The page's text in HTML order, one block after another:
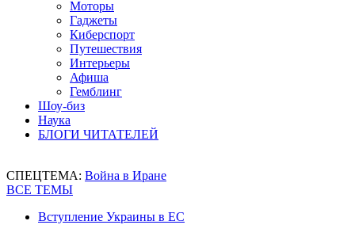
Моторы
Гаджеты
Киберспорт
Путешествия
Интерьеры
Афиша
Гемблинг
Шоу-биз
Наука
БЛОГИ ЧИТАТЕЛЕЙ
СПЕЦТЕМА: Война в Иране
ВСЕ ТЕМЫ
Вступление Украины в ЕС